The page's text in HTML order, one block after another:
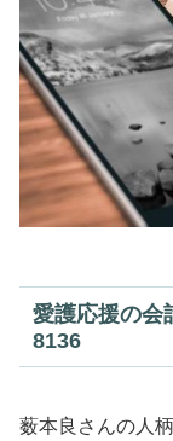
愛護応援の会
8136
薮本良さんの人